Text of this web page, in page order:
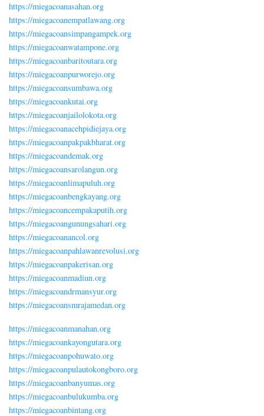
https://miegacoanasahan.org
https://miegacoanempatlawang.org
https://miegacoansimpangampek.org
https://miegacoanwatampone.org
https://miegacoanbaritoutara.org
https://miegacoanpurworejo.org
https://miegacoansumbawa.org
https://miegacoankutai.org
https://miegacoanjailolokota.org
https://miegacoanacehpidiejaya.org
https://miegacoanpakpakbharat.org
https://miegacoandemak.org
https://miegacoansarolangun.org
https://miegacoanlimapuluh.org
https://miegacoanbengkayang.org
https://miegacoancempakaputih.org
https://miegacoangunungsahari.org
https://miegacoanancol.org
https://miegacoanpahlawanrevolusi.org
https://miegacoanpakerisan.org
https://miegacoanmadiun.org
https://miegacoandrmansyur.org
https://miegacoansmrajamedan.org
https://miegacoanmanahan.org
https://miegacoankayongutara.org
https://miegacoanpohuwato.org
https://miegacoanpulautokongboro.org
https://miegacoanbanyumas.org
https://miegacoanbulukumba.org
https://miegacoanbintang.org